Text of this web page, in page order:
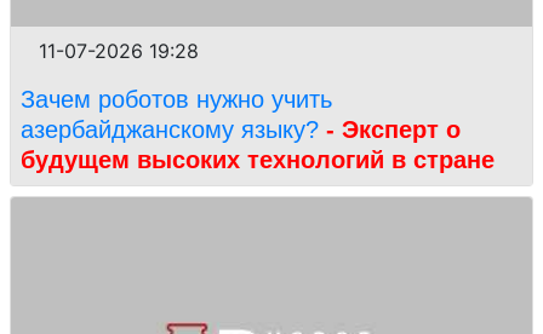
11-07-2026 19:28
Зачем роботов нужно учить
азербайджанскому языку? - Эксперт о
будущем высоких технологий в стране